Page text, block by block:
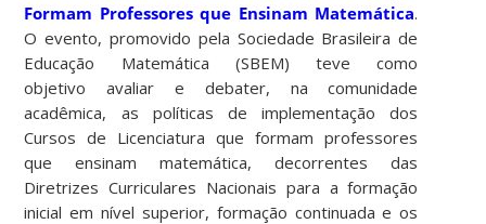
Formam Professores que Ensinam Matemática.
O evento, promovido pela Sociedade Brasileira de
Educação Matemática (SBEM) teve como
objetivo avaliar e debater, na comunidade
acadêmica, as políticas de implementação dos
Cursos de Licenciatura que formam professores
que ensinam matemática, decorrentes das
Diretrizes Curriculares Nacionais para a formação
inicial em nível superior, formação continuada e os